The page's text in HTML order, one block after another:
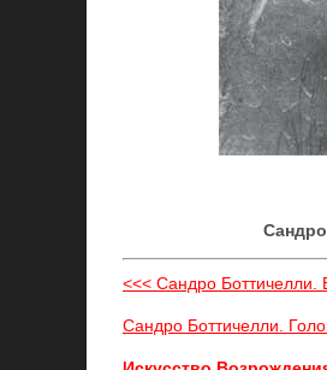
<<< Сандро
Сандро Боттичелли.